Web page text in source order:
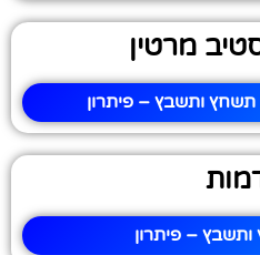
מרטין
ותשבץ – פיתרון
– פיתרון